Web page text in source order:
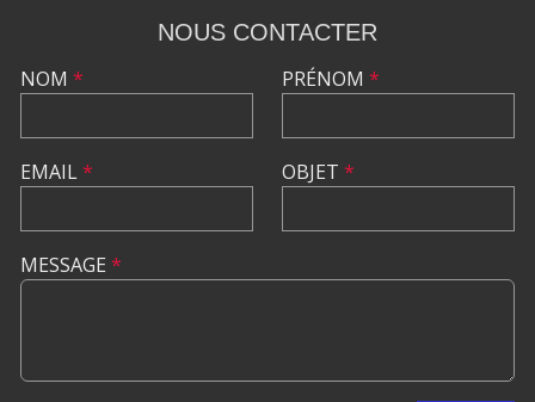
NOUS CONTACTER
NOM *
EMAIL*
PRÉNOM *
OBJET *
MESSAGE *